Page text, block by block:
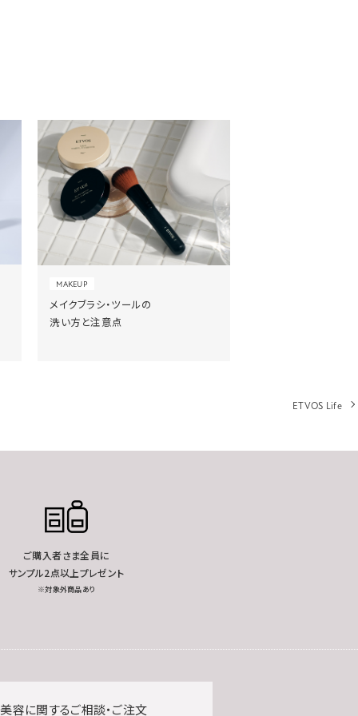
MAKEUP
メイクブラシ・ツールの
洗い方と注意点
ETVOS Life
ご購入者さま全員に
サンプル2点以上プレゼント
※対象外商品あり
容に関するご相談・ご注文